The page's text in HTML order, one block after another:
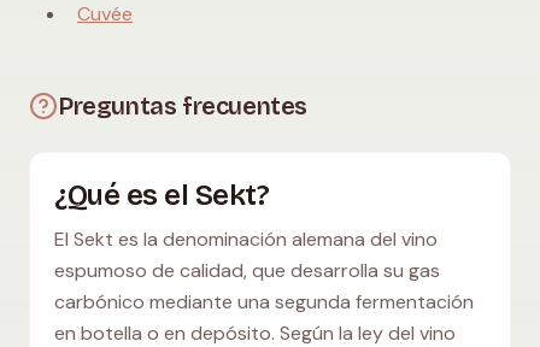
Cuvée
Preguntas frecuentes
¿Qué es el Sekt?
El Sekt es la denominación alemana del vino
espumoso de calidad, que desarrolla su gas
carbónico mediante una segunda fermentación
en botella o en depósito. Según la ley del vino